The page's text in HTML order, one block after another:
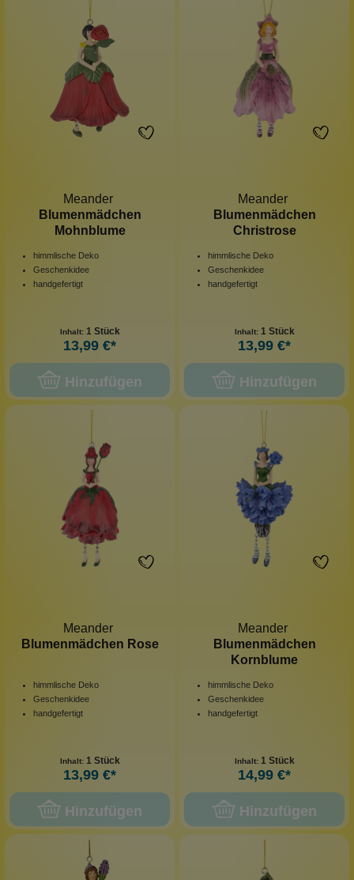
Meander
Blumenmädchen
Mohnblume
himmlische Deko
Geschenkidee
handgefertigt
Inhalt: 1 Stück
13,99 €*
Hinzufügen
Meander
Blumenmädchen
Christrose
himmlische Deko
Geschenkidee
handgefertigt
Inhalt: 1 Stück
13,99 €*
Hinzufügen
Meander
Blumenmädchen Rose
himmlische Deko
Geschenkidee
handgefertigt
Inhalt: 1 Stück
13,99 €*
Hinzufügen
Meander
Blumenmädchen
Kornblume
himmlische Deko
Geschenkidee
handgefertigt
Inhalt: 1 Stück
14,99 €*
Hinzufügen